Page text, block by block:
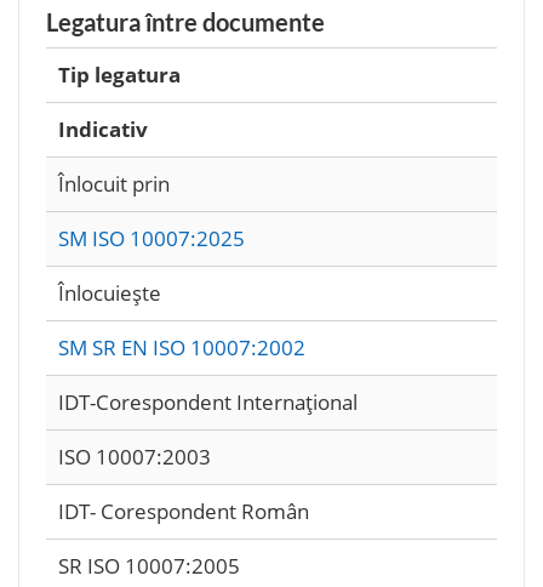
Legatura între documente
Tip legatura
Indicativ
Înlocuit prin
SM ISO 10007:2025
Înlocuieşte
SM SR EN ISO 10007:2002
IDT-Corespondent Internaţional
ISO 10007:2003
IDT- Corespondent Român
SR ISO 10007:2005